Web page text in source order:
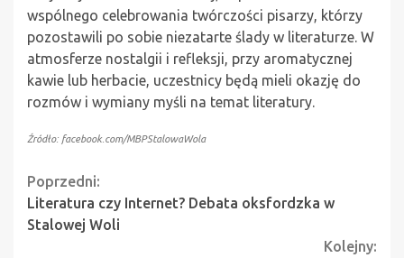
wspólnego celebrowania twórczości pisarzy, którzy
pozostawili po sobie niezatarte ślady w literaturze. W
atmosferze nostalgii i refleksji, przy aromatycznej
kawie lub herbacie, uczestnicy będą mieli okazję do
rozmów i wymiany myśli na temat literatury.
Źródło: facebook.com/MBPStalowaWola
Continue
Reading
Poprzedni:
Literatura czy Internet? Debata oksfordzka w
Stalowej Woli
Kolejny: